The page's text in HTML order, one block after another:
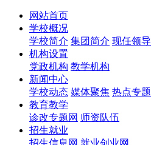
网站首页
学校概况
学校简介 集团简介 现任领导
机构设置
党政机构 教学机构
新闻中心
学校动态 媒体聚焦 热点专题
教育教学
诊改专题网 师资队伍
招生就业
招生信息网 就业创业网